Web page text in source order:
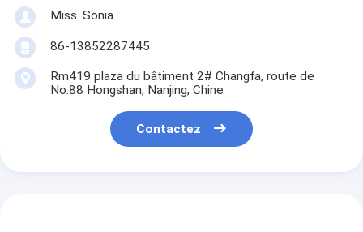
Miss. Sonia
86-13852287445
Rm419 plaza du bâtiment 2# Changfa, route de
No.88 Hongshan, Nanjing, Chine
Contactez